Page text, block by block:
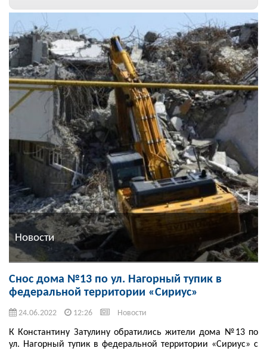
Новости
Снос дома №13 по ул. Нагорный тупик в
федеральной территории «Сириус»
24.06.2022 12:26 Новости
К Константину Затулину обратились жители дома №13 по
ул. Нагорный тупик в федеральной территории «Сириус» с